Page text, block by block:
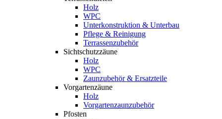
Holz
WPC
Unterkonstruktion & Unterbau
Pflege & Reinigung
Terrassenzubehör
Sichtschutzzäune
Holz
WPC
Zaunzubehör & Ersatzteile
Vorgartenzäune
Holz
Vorgartenzaunzubehör
Pfosten